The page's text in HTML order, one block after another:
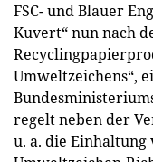
FSC- und Blauer
Kuvert“ nun nach
Umweltzeichens“,
regelt neben der
u. a. die